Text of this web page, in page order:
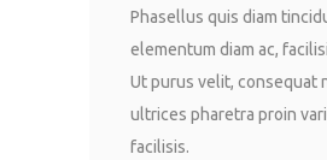
Phasellus quis diam
elementum diam ac,
Ut purus velit, consequat
ultrices pharetra proin
facilisis.